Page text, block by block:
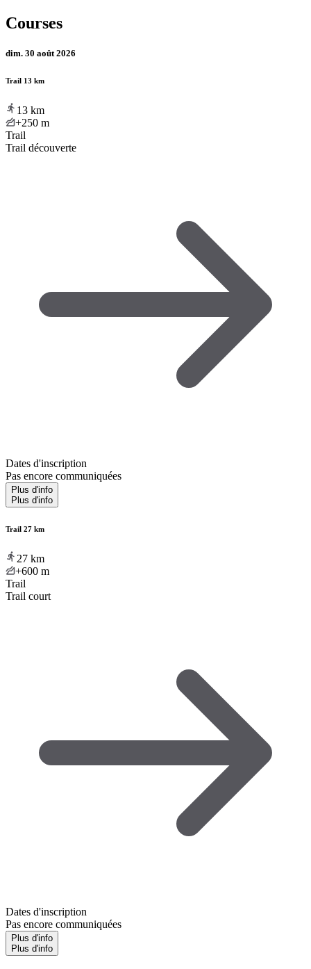
Courses
dim. 30 août 2026
Trail 13 km
13 km
+250 m
Trail
Trail découverte
Dates d'inscription
Pas encore communiquées
Plus d'info
Plus d'info
Trail 27 km
27 km
+600 m
Trail
Trail court
Dates d'inscription
Pas encore communiquées
Plus d'info
Plus d'info